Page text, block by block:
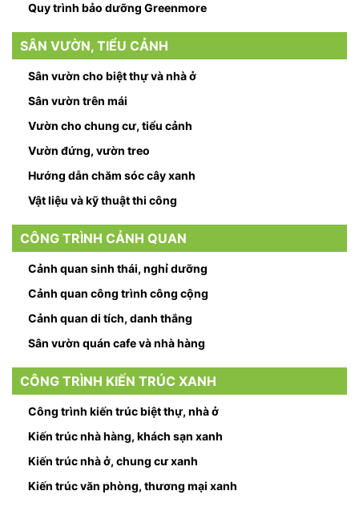
Quy trình bảo dưỡng Greenmore
SÂN VƯỜN, TIỂU CẢNH
Sân vườn cho biệt thự và nhà ở
Sân vườn trên mái
Vườn cho chung cư, tiểu cảnh
Vườn đứng, vườn treo
Hướng dẫn chăm sóc cây xanh
Vật liệu và kỹ thuật thi công
CÔNG TRÌNH CẢNH QUAN
Cảnh quan sinh thái, nghỉ dưỡng
Cảnh quan công trình công cộng
Cảnh quan di tích, danh thắng
Sân vườn quán cafe và nhà hàng
CÔNG TRÌNH KIẾN TRÚC XANH
Công trình kiến trúc biệt thự, nhà ở
Kiến trúc nhà hàng, khách sạn xanh
Kiến trúc nhà ở, chung cư xanh
Kiến trúc văn phòng, thương mại xanh